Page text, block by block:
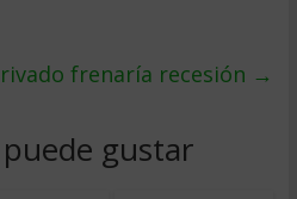
frenarí­a recesión →
gustar